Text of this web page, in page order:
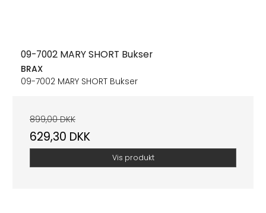
09-7002 MARY SHORT Bukser
BRAX
09-7002 MARY SHORT Bukser
899,00 DKK
629,30 DKK
Vis produkt